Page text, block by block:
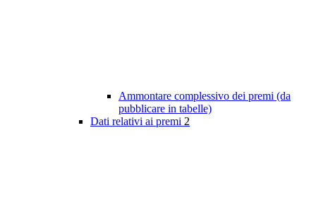
Ammontare complessivo dei premi (da
pubblicare in tabelle)
Dati relativi ai premi 2